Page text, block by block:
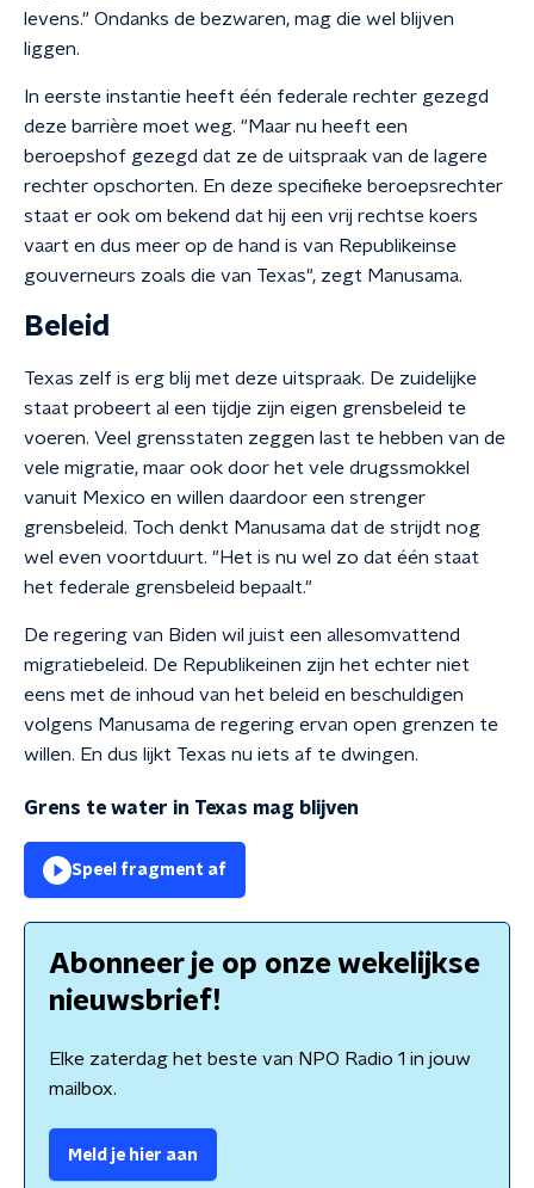
levens." Ondanks de bezwaren, mag die wel blijven
liggen.
In eerste instantie heeft één federale rechter gezegd
deze barrière moet weg. "Maar nu heeft een
beroepshof gezegd dat ze de uitspraak van de lagere
rechter opschorten. En deze specifieke beroepsrechter
staat er ook om bekend dat hij een vrij rechtse koers
vaart en dus meer op de hand is van Republikeinse
gouverneurs zoals die van Texas", zegt Manusama.
Beleid
Texas zelf is erg blij met deze uitspraak. De zuidelijke
staat probeert al een tijdje zijn eigen grensbeleid te
voeren. Veel grensstaten zeggen last te hebben van de
vele migratie, maar ook door het vele drugssmokkel
vanuit Mexico en willen daardoor een strenger
grensbeleid. Toch denkt Manusama dat de strijdt nog
wel even voortduurt. "Het is nu wel zo dat één staat
het federale grensbeleid bepaalt."
De regering van Biden wil juist een allesomvattend
migratiebeleid. De Republikeinen zijn het echter niet
eens met de inhoud van het beleid en beschuldigen
volgens Manusama de regering ervan open grenzen te
willen. En dus lijkt Texas nu iets af te dwingen.
Grens te water in Texas mag blijven
Speel fragment af
Abonneer je op onze wekelijkse
nieuwsbrief!
Elke zaterdag het beste van NPO Radio 1 in jouw
mailbox.
Meld je hier aan